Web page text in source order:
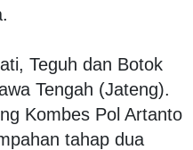
Teguh dan Botok
Tengah (Jateng).
Kombes Pol Artanto
tahap dua